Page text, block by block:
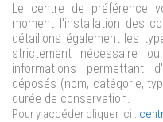
Le centre de préférence
moment l'installation des
détaillons également les
strictement nécessaire
informations permettant
déposés (nom, catégorie,
durée de conservation.
Pour y accéder cliquer ici :